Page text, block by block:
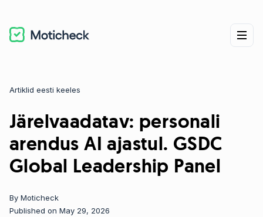
Järelvaadatav: personali
arendus AI ajastul. GSDC
Global Leadership Panel
By Moticheck
Published on May 29, 2026
Categories
Artiklid eesti keeles